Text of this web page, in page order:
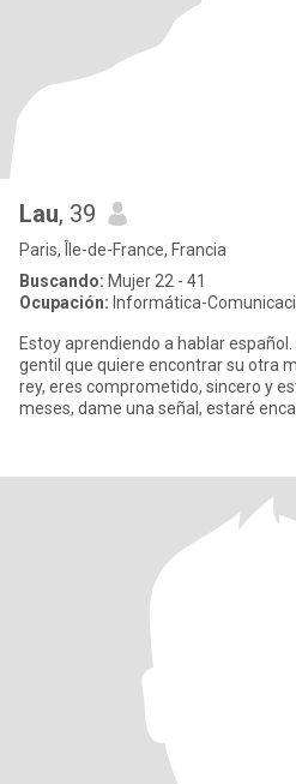
Lau, 39
Paris, Île-de-France, Francia
Buscando: Mujer 22 - 41
Ocupación: Informática-
Estoy aprendiendo a hablar
gentil que quiere encontrar su otra
rey, eres comprometido, sincero y
meses, dame una señal, estaré